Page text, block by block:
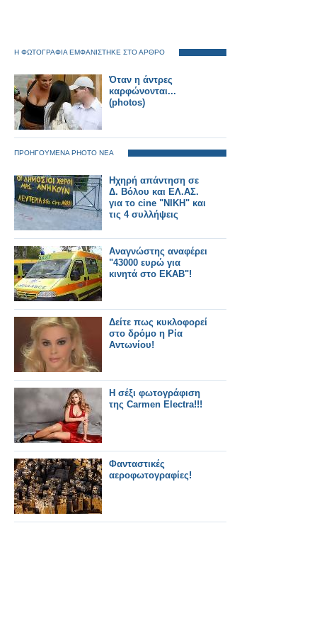
Η ΦΩΤΟΓΡΑΦΙΑ ΕΜΦΑΝΙΣΤΗΚΕ ΣΤΟ ΑΡΘΡΟ
Όταν η άντρες
καρφώνονται...
(photos)
ΠΡΟΗΓΟΥΜΕΝΑ PHOTO ΝΕΑ
Ηχηρή απάντηση σε
Δ. Βόλου και ΕΛ.ΑΣ.
για το cine "NIKH" και
τις 4 συλλήψεις
Αναγνώστης αναφέρει
"43000 ευρώ για
κινητά στο ΕΚΑΒ"!
Δείτε πως κυκλοφορεί
στο δρόμο η Ρία
Αντωνίου!
Η σέξι φωτογράφιση
της Carmen Electra!!!
Φανταστικές
αεροφωτογραφίες!